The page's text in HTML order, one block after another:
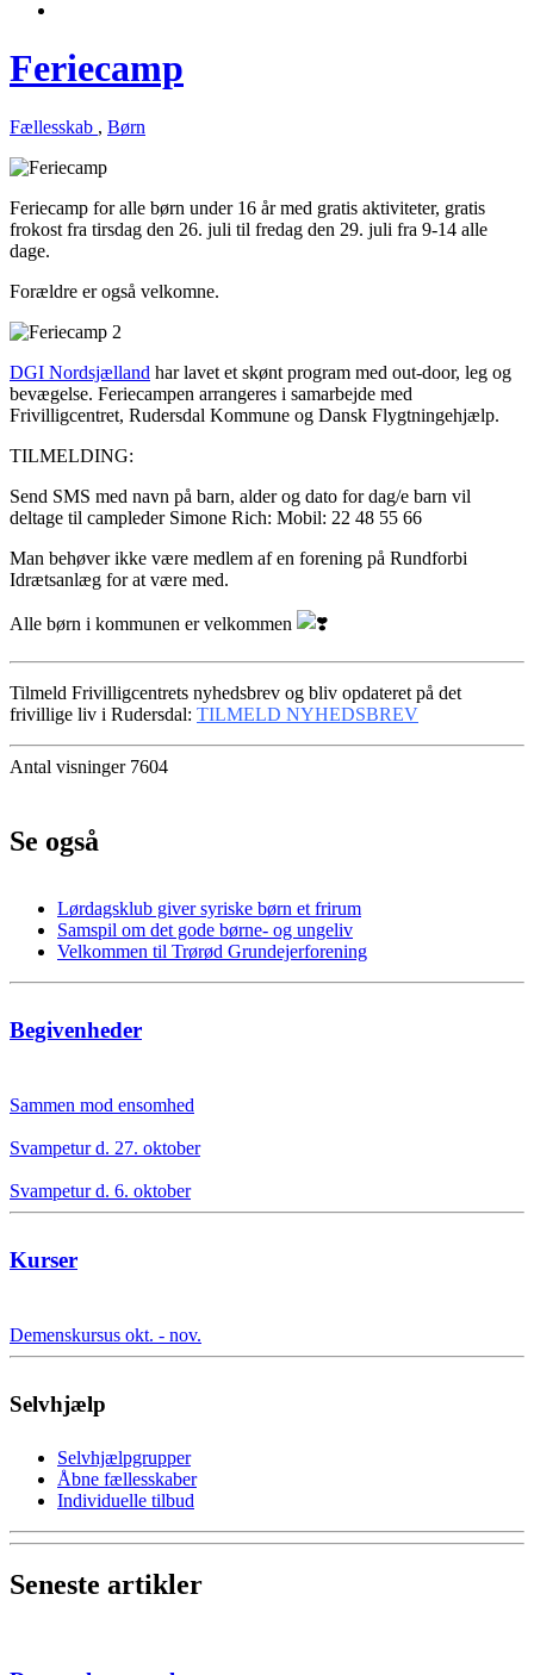
Feriecamp
Fællesskab , Børn
Feriecamp for alle børn under 16 år med gratis aktiviteter, gratis
frokost fra tirsdag den 26. juli til fredag den 29. juli fra 9-14 alle
dage.
Forældre er også velkomne.
DGI Nordsjælland har lavet et skønt program med out-door, leg og
bevægelse. Feriecampen arrangeres i samarbejde med
Frivilligcentret, Rudersdal Kommune og Dansk Flygtningehjælp.
TILMELDING:
Send SMS med navn på barn, alder og dato for dag/e barn vil
deltage til campleder Simone Rich: Mobil: 22 48 55 66
Man behøver ikke være medlem af en forening på Rundforbi
Idrætsanlæg for at være med.
Alle børn i kommunen er velkommen
Tilmeld Frivilligcentrets nyhedsbrev og bliv opdateret på det
frivillige liv i Rudersdal: TILMELD NYHEDSBREV
Antal visninger 7604
Se også
Lørdagsklub giver syriske børn et frirum
Samspil om det gode børne- og ungeliv
Velkommen til Trørød Grundejerforening
Begivenheder
Sammen mod ensomhed
Svampetur d. 27. oktober
Svampetur d. 6. oktober
Kurser
Demenskursus okt. - nov.
Selvhjælp
Selvhjælpgrupper
Åbne fællesskaber
Individuelle tilbud
Seneste artikler